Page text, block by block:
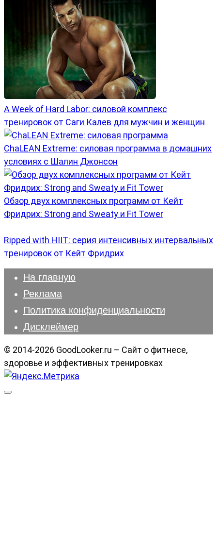
A Week of Hard Labor: силовой комплекс
тренировок от Саги Калев для мужчин и женщин
ChaLEAN Extreme: силовая программа в домашних
условиях с Шалин Джонсон
Обзор двух комплексных программ от Кейт
Фридрих: Strong and Sweaty и Fit Tower
Ripped with HIIT: серия интенсивных интервальных
тренировок от Кейт Фридрих
На главную
Реклама
Политика конфиденциальности
Дисклеймер
© 2014-2026 GoodLooker.ru – Сайт о фитнесе,
здоровье и эффективных тренировках